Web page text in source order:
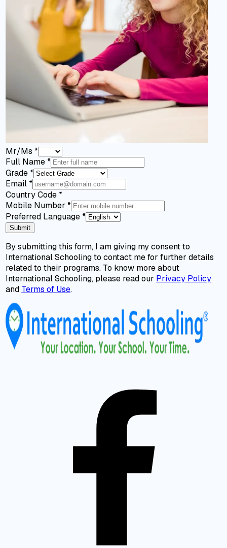
Mr/Ms *
Full Name *
Grade *
Email *
Country Code *
Mobile Number *
Preferred Language *
Submit
By submitting this form, I am giving my consent to
International Schooling to contact me for further details
related to their programs. To know more about
International Schooling, please read our Privacy Policy
and Terms of Use.